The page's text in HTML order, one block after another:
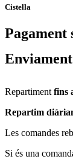
Cistella
Pagament
Repartiment fins
Repartim
Les comandes
Si és una